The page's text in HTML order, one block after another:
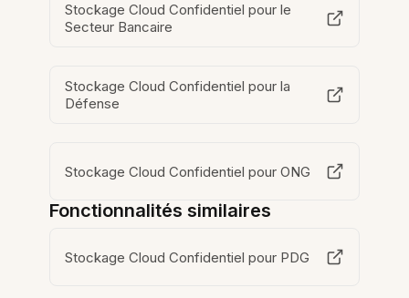
Stockage Cloud Confidentiel pour le
Secteur Bancaire
Stockage Cloud Confidentiel pour la
Défense
Stockage Cloud Confidentiel pour ONG
Fonctionnalités similaires
Stockage Cloud Confidentiel pour PDG